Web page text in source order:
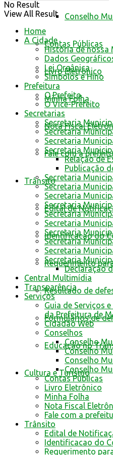
Conselho
Contas Públicas
Livro Eletrônico
Minha Folha
Nota Fiscal
Fale com a
Trânsito
Edital de
Identificacao do
Requerimento
Resultado de
Formulários de
Educação no
Cultura e Turismo
No Result
View All Result
Home
A Cidade
História de nossa
Dados
Lei Orgânica
Símbolos e Hino
Prefeitura
O Prefeito
O Vice-Prefeito
Secretarias
Secretaria
Secretaria
Secretaria
Secretaria
Relação de
Publicação
Secretaria
Secretaria
Secretaria
Secretaria
Secretaria
Secretaria
Secretaria
Secretaria
Secretaria
Secretaria
Declaração
Central Multimídia
Transparência
Serviços
Guia de Serviços
da Prefeitura de
Cidadão Web
Conselhos
Conselho
Conselho
Conselho
Conselho
Contas Públicas
Livro Eletrônico
Minha Folha
Nota Fiscal
Fale com a
Trânsito
Edital de
Identificacao do
Requerimento